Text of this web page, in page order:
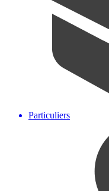
Particuliers